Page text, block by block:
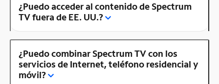
¿Puedo acceder al contenido de Spectrum
TV fuera de EE. UU.?
¿Puedo combinar Spectrum TV con los
servicios de Internet, teléfono residencial y
móvil?